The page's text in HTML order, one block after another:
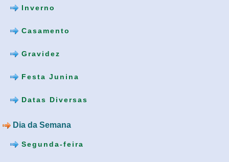
Inverno
Casamento
Gravidez
Festa Junina
Datas Diversas
Dia da Semana
Segunda-feira